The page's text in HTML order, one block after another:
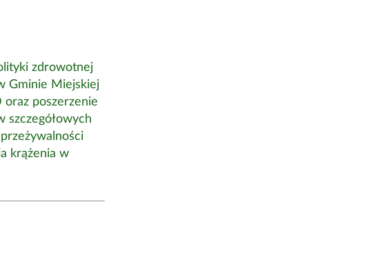
zdrowotnej
Gminie Miejskiej
oraz poszerzenie
szczegółowych
krążenia w